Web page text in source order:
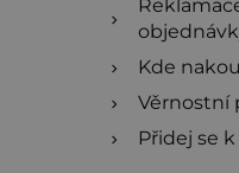
Kde
Věrnostní
Přidej se